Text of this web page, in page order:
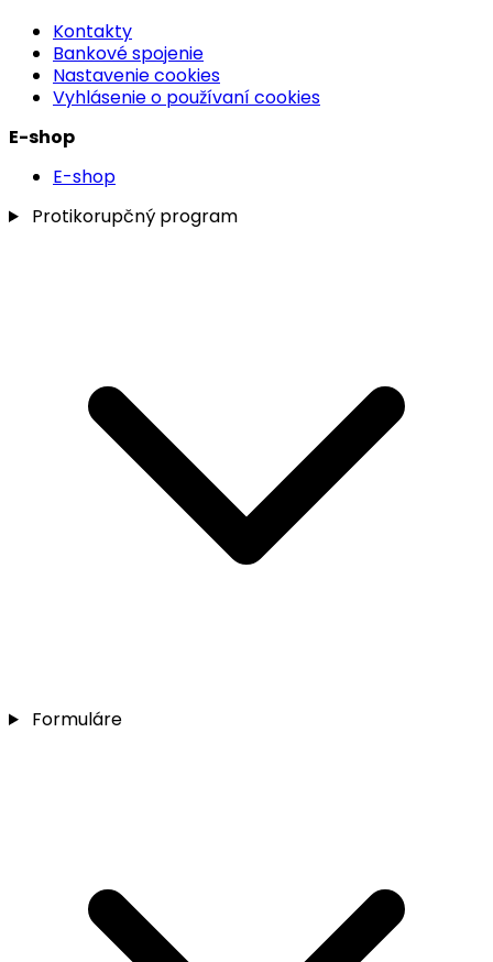
Kontakty
Bankové spojenie
Nastavenie cookies
Vyhlásenie o používaní cookies
E-shop
E-shop
Protikorupčný program
Formuláre